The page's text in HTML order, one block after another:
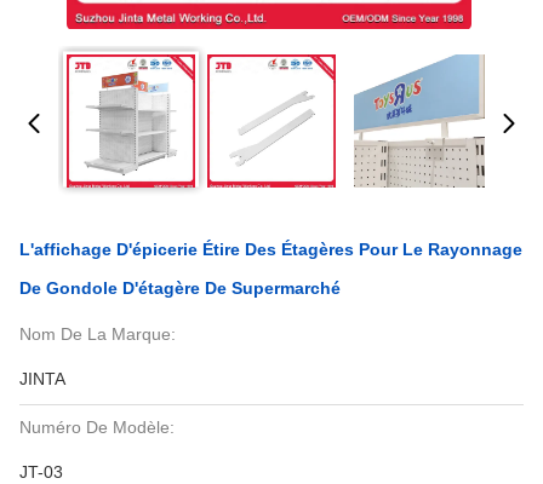
L'affichage D'épicerie Étire Des Étagères Pour Le Rayonnage
De Gondole D'étagère De Supermarché
Nom De La Marque:
JINTA
Numéro De Modèle:
JT-03